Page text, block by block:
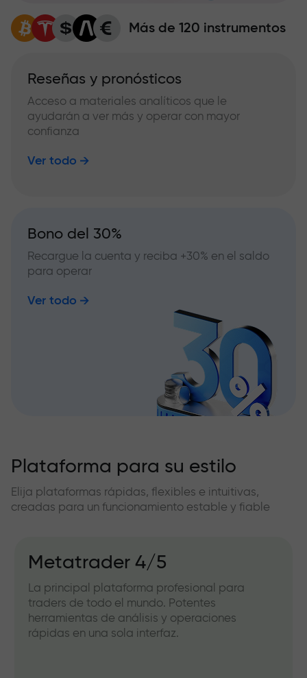
Más de 120 instrumentos
Reseñas y pronósticos
Acceso a materiales analíticos que le
ayudarán a ver más y operar con mayor
confianza
Ver todo
Bono del 30%
Recargue la cuenta y reciba +30% en el saldo
para operar
Ver todo
Plataforma para su estilo
Elija plataformas rápidas, flexibles e intuitivas,
creadas para un funcionamiento estable y fiable
Metatrader 4/5
La principal plataforma profesional para
traders de todo el mundo. Potentes
herramientas de análisis y operaciones
rápidas en una sola interfaz.